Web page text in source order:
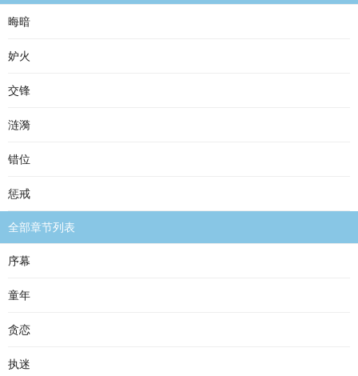
晦暗
妒火
交锋
涟漪
错位
惩戒
全部章节列表
序幕
童年
贪恋
执迷